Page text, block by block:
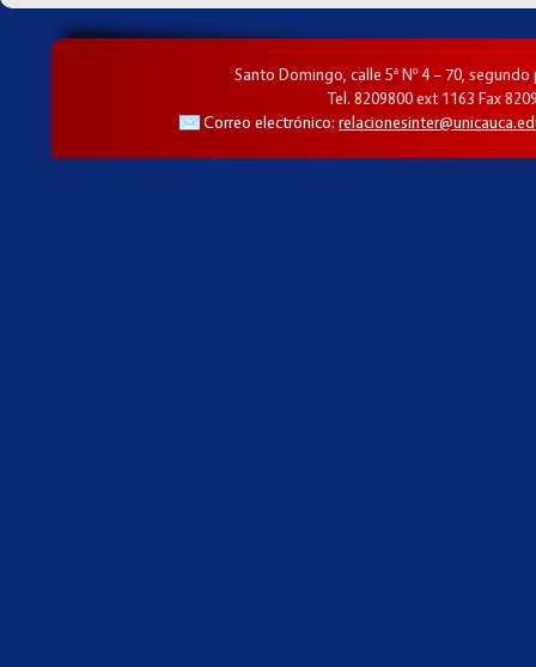
Santo Domingo, calle 5ª Nº 4 – 70,
Tel. 8209800 ext 1163 Fax
Correo electrónico: